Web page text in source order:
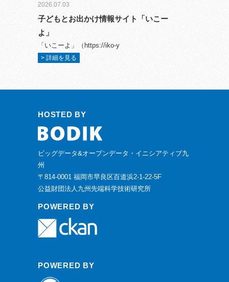
2026.07.03
子どもとお出かけ情報サイト「いこー
よ」
「いこーよ」（https://iko-y
> 詳細を見る
HOSTED BY
ビッグデータ&オープンデータ・イニシアティブ九
州
〒814-0001 福岡市早良区百道浜2-1-22-5F
公益財団法人九州先端科学技術研究所
POWERED BY
POWERED BY